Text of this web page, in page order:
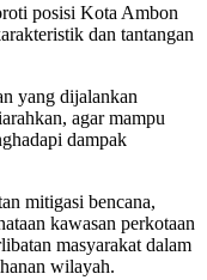
posisi Kota Ambon
dan tantangan
yang dijalankan
agar mampu
dampak
mitigasi bencana,
kawasan perkotaan
masyarakat dalam
wilayah.